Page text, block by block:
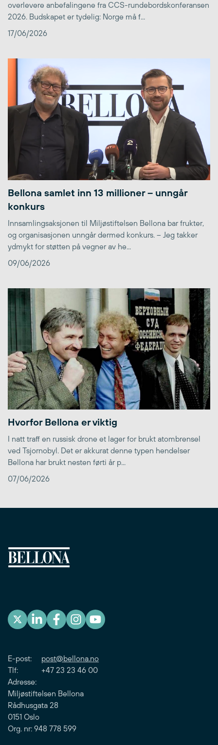
overlevere anbefalingene fra CCS-rundebordskonferansen
2026. Budskapet er tydelig: Norge må f...
17/06/2026
Bellona samlet inn 13 millioner – unngår
konkurs
Innsamlingsaksjonen til Miljøstiftelsen Bellona bar frukter,
og organisasjonen unngår dermed konkurs. – Jeg takker
ydmykt for støtten på vegner av he...
09/06/2026
Hvorfor Bellona er viktig
I natt traff en russisk drone et lager for brukt atombrensel
ved Tsjornobyl. Det er akkurat denne typen hendelser
Bellona har brukt nesten førti år p...
07/06/2026
E-post: post@bellona.no
Tlf: +47 23 23 46 00
Adresse:
Miljøstiftelsen Bellona
Rådhusgata 28
0151 Oslo
Org. nr: 948 778 599